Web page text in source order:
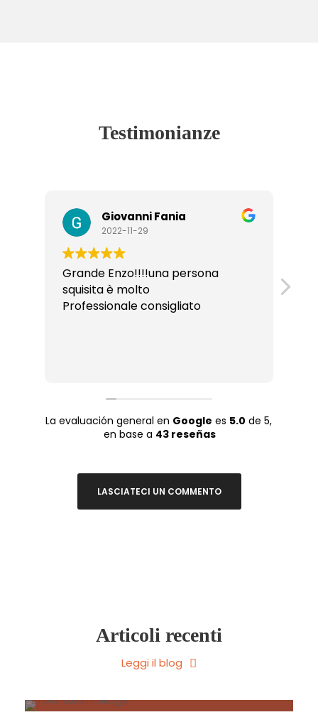
Testimonianze
Giovanni Fania
2022-11-29
Grande Enzo!!!!una persona
squisita è molto
Professionale consigliato
La evaluación general en Google es 5.0 de 5,
en base a 43 reseñas
LASCIATECI UN COMMENTO
Articoli recenti
Leggi il blog
Giugno 6, 2016 • Vicenzo
Cose da fare a Playa del Carmen y